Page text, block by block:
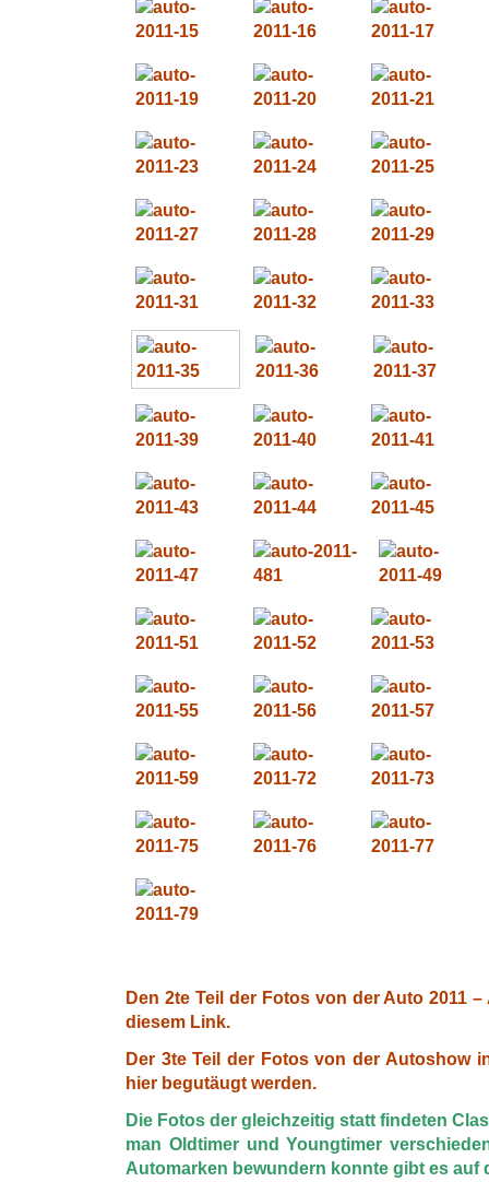
Den 2te Teil der Fotos von der Auto 2011
diesem Link.
Der 3te Teil der Fotos von der Autoshow
hier begutäugt werden.
Die Fotos der gleichzeitig statt findeten
man Oldtimer und Youngtimer
Automarken bewundern konnte gibt es auf